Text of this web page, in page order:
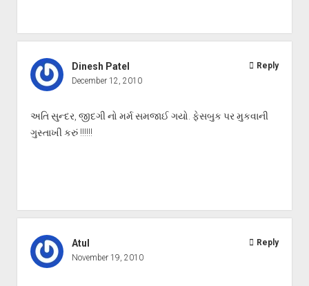
Dinesh Patel
December 12, 2010
અતિ સુન્દર, જીદગી નો મર્મ સમજાઈ ગયો. ફેસબુક પર મુકવાની
ગુસ્તાખી કરું !!!!!!
Reply
Atul
November 19, 2010
Reply